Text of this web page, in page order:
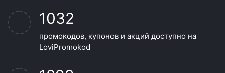
1032
промокодов, купонов и акций доступно на
LoviPromokod